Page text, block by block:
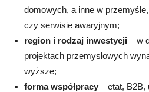
domowych, a inne w
czy serwisie awaryjnym;
region i rodzaj inwestycji – w
projektach przemysłowych
wyższe;
forma współpracy – etat, B2B,